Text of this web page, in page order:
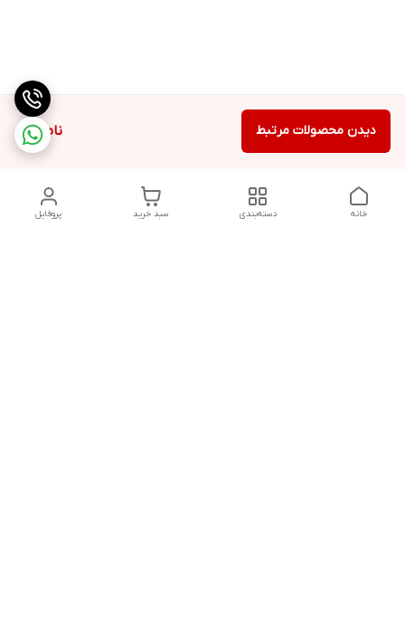
ناموجود دیدن محصولات مرتبط
پروفایل سبد خرید دسته‌بندی خانه